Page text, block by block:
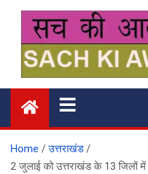
content
सच की आवाज
Home
उत्तराखंड
2 जुलाई को उत्तराखंड के 13 जिलों में